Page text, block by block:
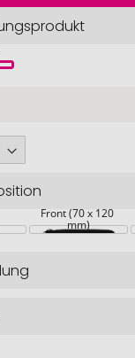
Front (70 x 120
mm)